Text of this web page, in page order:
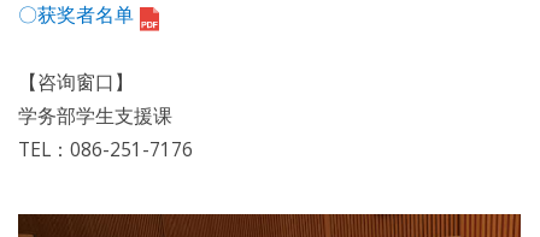
〇获奖者名单
【咨询窗口】
学务部学生支援课
TEL：086-251-7176